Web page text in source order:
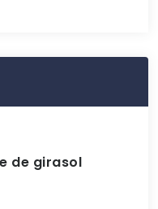
de girasol